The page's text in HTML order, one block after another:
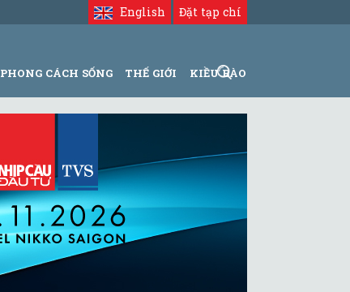
Đặt tạp chí
English
PHONG CÁCH SỐNG THẾ GIỚI KIỀU BÀO